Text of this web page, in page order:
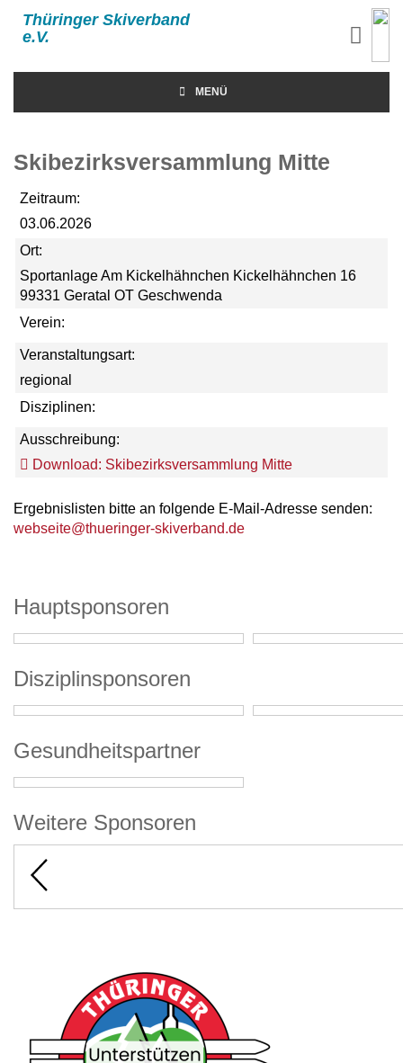
Thüringer Skiverband
e.V.
MENÜ
Skibezirksversammlung Mitte
Zeitraum:
03.06.2026
Ort:
Sportanlage Am Kickelhähnchen Kickelhähnchen 16
99331 Geratal OT Geschwenda
Verein:
Veranstaltungsart:
regional
Disziplinen:
Ausschreibung:
Download: Skibezirksversammlung Mitte
Ergebnislisten bitte an folgende E-Mail-Adresse senden:
webseite@thueringer-skiverband.de
Hauptsponsoren
Disziplinsponsoren
Gesundheitspartner
Weitere Sponsoren